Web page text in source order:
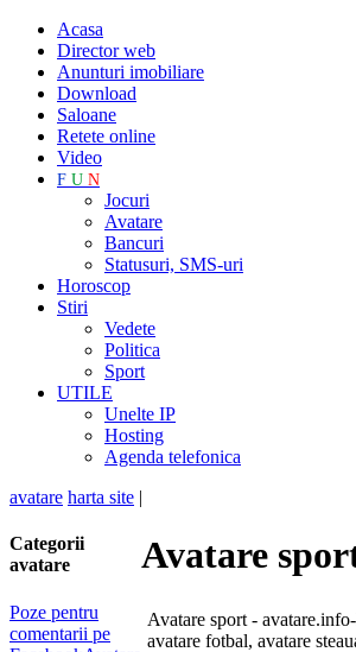
Acasa
Director web
Anunturi imobiliare
Download
Saloane
Retete online
Video
F U N
Jocuri
Avatare
Bancuri
Statusuri, SMS-uri
Horoscop
Stiri
Vedete
Politica
Sport
UTILE
Unelte IP
Hosting
Agenda telefonica
avatare harta site |
Categorii
avatare
Poze pentru
comentarii pe
Avatare
Avatare sport -
avatare fotbal, avatare